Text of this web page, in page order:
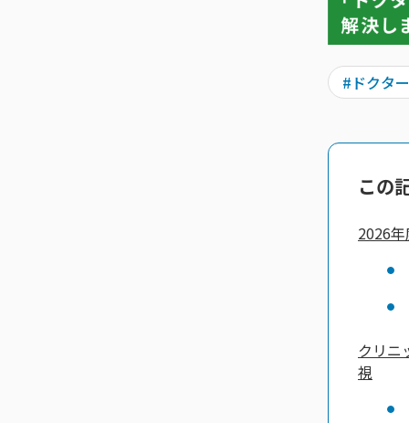
#ドクタ
この
2026
クリニ
視